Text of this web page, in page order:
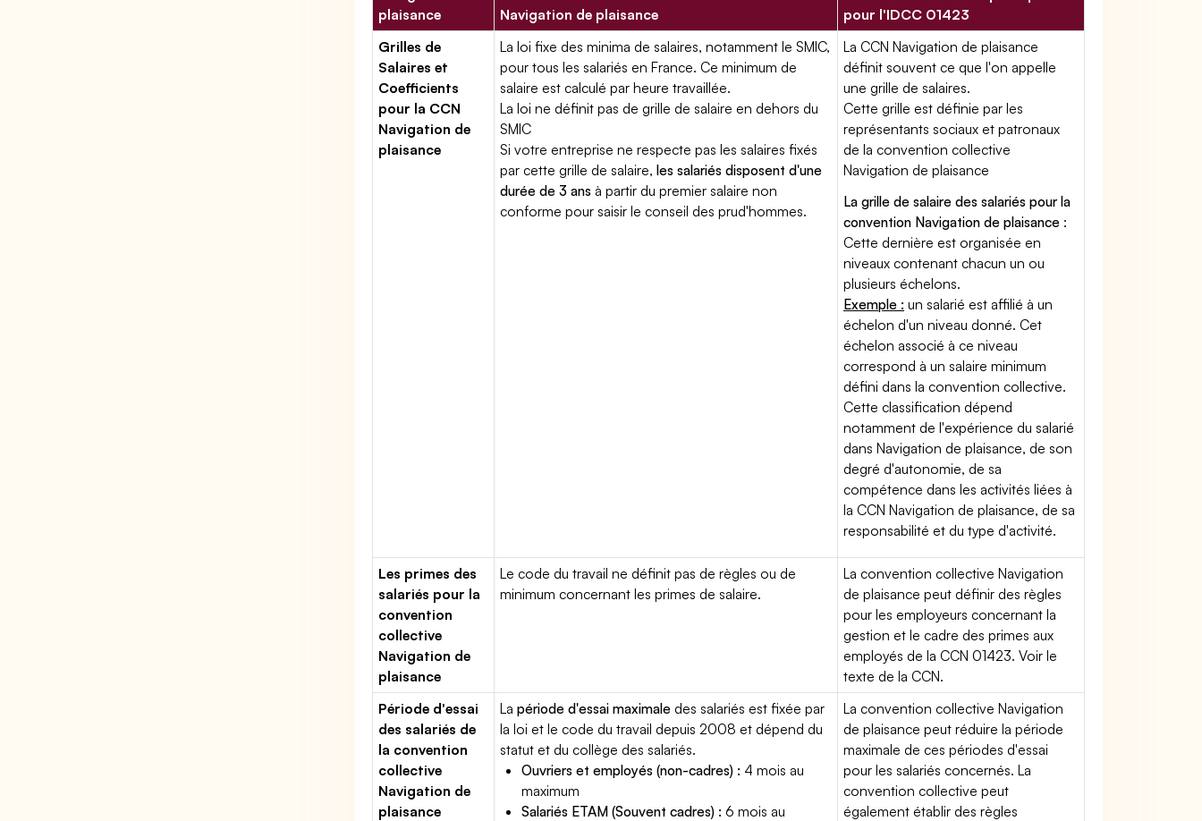
plaisance
Navigation de plaisance
pour l'IDCC 01423
Grilles de
Salaires et
Coefficients
pour la CCN
Navigation de
plaisance
La loi fixe des minima de salaires, notamment le SMIC,
pour tous les salariés en France. Ce minimum de
salaire est calculé par heure travaillée.
La loi ne définit pas de grille de salaire en dehors du
SMIC
Si votre entreprise ne respecte pas les salaires fixés
par cette grille de salaire,les salariés disposent d'une
durée de 3 ans à partir du premier salaire non
conforme pour saisir le conseil des prud'hommes.
La CCN Navigation de plaisance
définit souvent ce que l'on appelle
une grille de salaires.
Cette grille est définie par les
représentants sociaux et patronaux
de la convention collective
Navigation de plaisance
La grille de salaire des salariés pour la
convention Navigation de plaisance :
Cette dernière est organisée en
niveaux contenant chacun un ou
plusieurs échelons.
Exemple : un salarié est affilié à un
échelon d'un niveau donné. Cet
échelon associé à ce niveau
correspond à un salaire minimum
défini dans la convention collective.
Cette classification dépend
notamment de l'expérience du salarié
dans Navigation de plaisance, de son
degré d'autonomie, de sa
compétence dans les activités liées à
la CCN Navigation de plaisance, de sa
responsabilité et du type d'activité.
Les primes des
salariés pour la
convention
collective
Navigation de
plaisance
Le code du travail ne définit pas de règles ou de
minimum concernant les primes de salaire.
La convention collective Navigation
de plaisance peut définir des règles
pour les employeurs concernant la
gestion et le cadre des primes aux
employés de la CCN 01423. Voir le
texte de la CCN.
Période d'essai
des salariés de
la convention
collective
Navigation de
plaisance
Lapériode d'essai maximale des salariés est fixée par
la loi et le code du travail depuis 2008 et dépend du
statut et du collège des salariés.
Ouvriers et employés (non-cadres) : 4 mois au
maximum
Salariés ETAM (Souvent cadres) : 6 mois au
La convention collective Navigation
de plaisance peut réduire la période
maximale de ces périodes d'essai
pour les salariés concernés. La
convention collective peut
également établir des règles